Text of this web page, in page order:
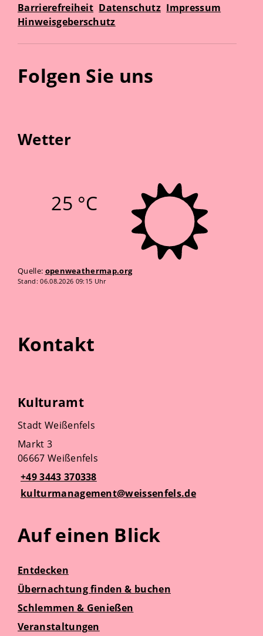
Barrierefreiheit Datenschutz Impressum
Hinweisgeberschutz
Folgen Sie uns
Wetter
25 °C
Quelle: openweathermap.org
Stand: 06.08.2026 09:15 Uhr
Kontakt
Kulturamt
Stadt Weißenfels
Markt 3
06667 Weißenfels
+49 3443 370338
kulturmanagement@weissenfels.de
Auf einen Blick
Entdecken
Übernachtung finden & buchen
Schlemmen & Genießen
Veranstaltungen